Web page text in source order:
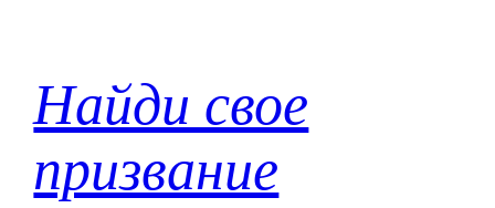
содержимому
Найди свое
призвание